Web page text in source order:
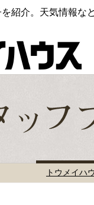
紹介。天気情報な
トウメイハ